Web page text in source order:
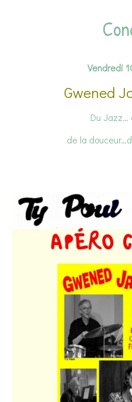
Vendredi
Gwened
Du Jazz…
de la